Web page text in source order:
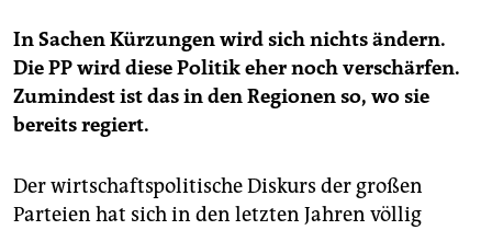
In Sachen Kürzungen wird sich nichts ändern.
Die PP wird diese Politik eher noch verschärfen.
Zumindest ist das in den Regionen so, wo sie
bereits regiert.
Der wirtschaftspolitische Diskurs der großen
Parteien hat sich in den letzten Jahren völlig